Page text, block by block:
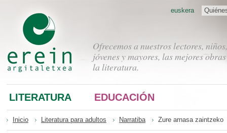
Ofrecemos a nuestros lectores, niños,
jóvenes y mayores, las mejores
la literatura.
euskera
LITERATURA EDUCACIÓN
Inicio Literatura para adultos Narratiba Zure arnasa zaintzeko